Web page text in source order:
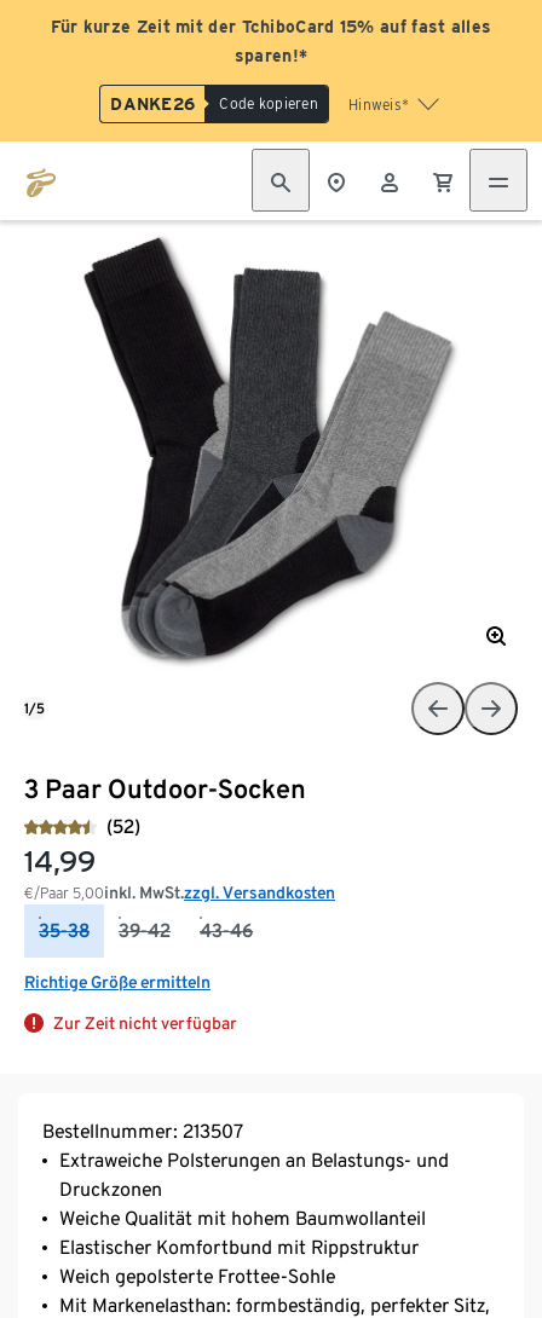
Für kurze Zeit mit der TchiboCard 15% auf fast alles
sparen!*
DANKE26 Code kopieren Hinweis*
3 Paar Outdoor-Socken
(52)
14,99
€/Paar 5,00inkl. MwSt.zzgl. Versandkosten
35-38 39-42 43-46
Richtige Größe ermitteln
Zur Zeit nicht verfügbar
1/5
Bestellnummer: 213507
Extraweiche Polsterungen an Belastungs- und
Druckzonen
Weiche Qualität mit hohem Baumwollanteil
Elastischer Komfortbund mit Rippstruktur
Weich gepolsterte Frottee-Sohle
Mit Markenelasthan: formbeständig, perfekter Sitz,